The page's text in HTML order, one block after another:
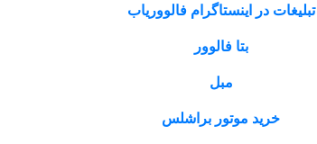
تبلیغات در اینستاگرام فالووریاب
بتا فالوور
مبل
خرید موتور براشلس